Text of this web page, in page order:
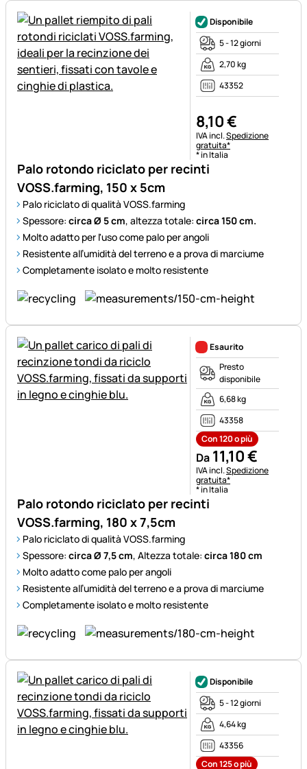
Palo rotondo riciclato per recinti
VOSS.farming, 150 x 5cm
Palo riciclato di qualità VOSS.farming
Spessore: circa Ø 5 cm, altezza totale: circa 150 cm.
Molto adatto per l'uso come palo per angoli
Resistente all’umidità del terreno e a prova di marciume
Completamente isolato e molto resistente
Disponibile
5 - 12 giorni
2,70 kg
43352
8,10€
Informazioni fiscali:
IVA incl.Spedizione
gratuita*
* in Italia
Palo rotondo riciclato per recinti
VOSS.farming, 180 x 7,5cm
Palo riciclato di qualità VOSS.farming
Spessore: circa Ø 7,5 cm, Altezza totale: circa 180 cm
Molto adatto come palo per angoli
Resistente all’umidità del terreno e a prova di marciume
Completamente isolato e molto resistente
Esaurito
Presto
disponibile
6,68 kg
43358
Con 120 o più
Da 11,10€
Informazioni fiscali:
IVA incl.Spedizione
gratuita*
* in Italia
Disponibile
5 - 12 giorni
4,64 kg
43356
Con 125 o più